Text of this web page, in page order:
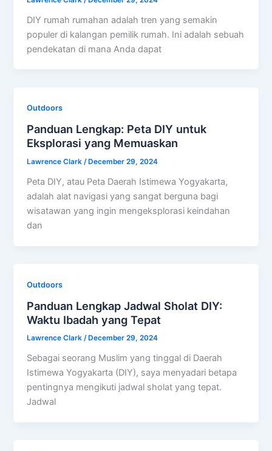
DIY rumah rumahan adalah tren yang semakin
populer di kalangan pemilik rumah. Ini adalah sebuah
pendekatan di mana Anda dapat
Outdoors
Panduan Lengkap: Peta DIY untuk
Eksplorasi yang Memuaskan
Lawrence Clark/ December 29, 2024
Peta DIY, atau Peta Daerah Istimewa Yogyakarta,
adalah alat navigasi yang sangat berguna bagi
wisatawan yang ingin mengeksplorasi keindahan
dan
Outdoors
Panduan Lengkap Jadwal Sholat DIY:
Waktu Ibadah yang Tepat
Lawrence Clark/ December 29, 2024
Sebagai seorang Muslim yang tinggal di Daerah
Istimewa Yogyakarta (DIY), saya menyadari betapa
pentingnya mengikuti jadwal sholat yang tepat.
Jadwal